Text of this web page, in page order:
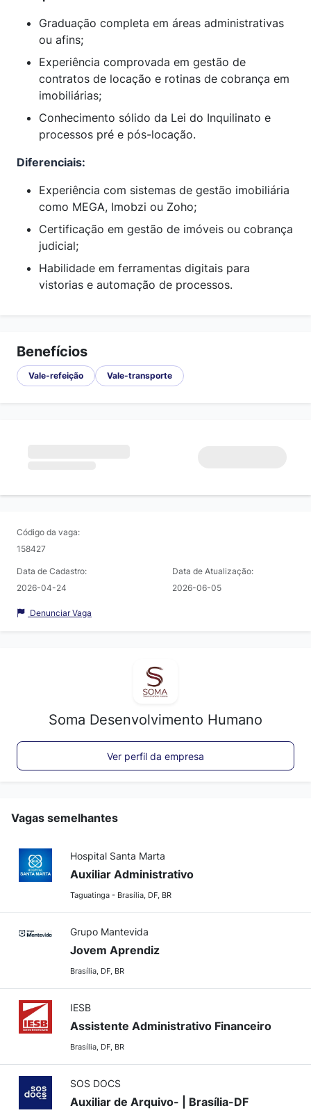
Graduação completa em áreas administrativas
ou afins;
Experiência comprovada em gestão de
contratos de locação e rotinas de cobrança em
imobiliárias;
Conhecimento sólido da Lei do Inquilinato e
processos pré e pós-locação.
Diferenciais:
Experiência com sistemas de gestão imobiliária
como MEGA, Imobzi ou Zoho;
Certificação em gestão de imóveis ou cobrança
judicial;
Habilidade em ferramentas digitais para
vistorias e automação de processos.
Benefícios
Vale-refeição Vale-transporte
Código da vaga:
158427
Data de Cadastro:
2026-04-24
Data de Atualização:
2026-06-05
Denunciar Vaga
Soma Desenvolvimento Humano
Ver perfil da empresa
Vagas semelhantes
Hospital Santa Marta
Auxiliar Administrativo
Taguatinga - Brasília, DF, BR
Grupo Mantevida
Jovem Aprendiz
Brasília, DF, BR
IESB
Assistente Administrativo Financeiro
Brasília, DF, BR
SOS DOCS
Auxiliar de Arquivo- | Brasília-DF